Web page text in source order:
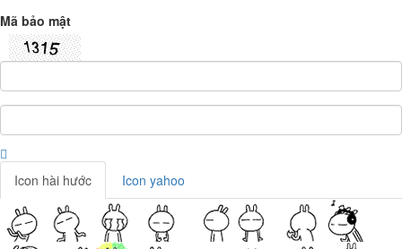
Mã bảo mật
Icon hài hước Icon yahoo